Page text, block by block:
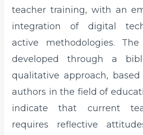
teacher training, with an
integration of digital
active methodologies.
developed through a
qualitative approach,
authors in the field of
indicate that current
requires reflective